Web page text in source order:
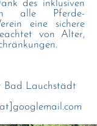
des inklusiven
alle Pferde-
eine sichere
von Alter,
Bad Lauchstädt